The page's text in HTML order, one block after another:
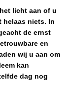
licht aan of u
helaas niets. In
de ernst
en
wij u aan om
kan
dag nog